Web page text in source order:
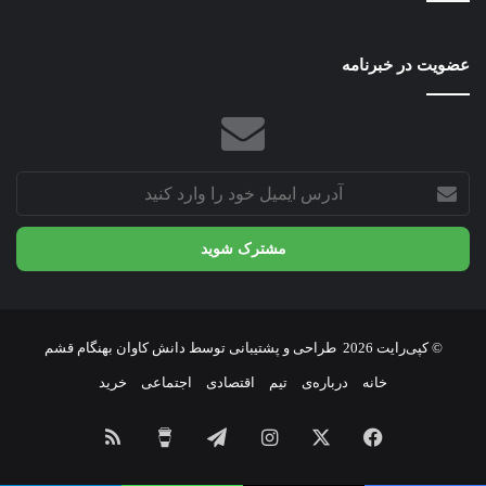
عضویت در خبرنامه
ایمیل
خود
وارد
© کپی‌رایت 2026 طراحی و پشتیبانی توسط دانش کاوان بهنگام قشم
خانه درباره‌ی تیم اقتصادی اجتماعی خرید
فیسبوک اینستاگرامتلگرام برای خوراک